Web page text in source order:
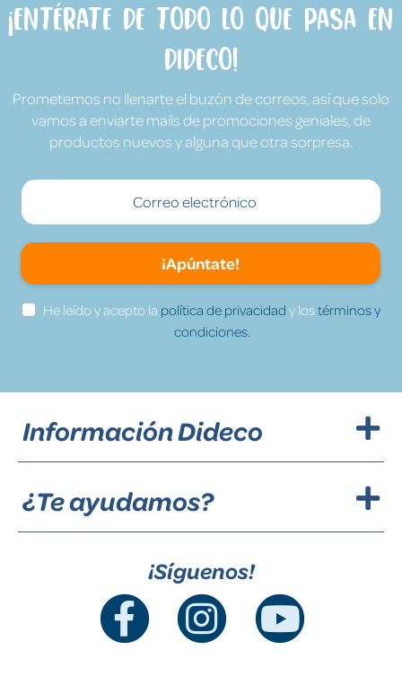
¡Entérate de todo lo que pasa en
Dideco!
Prometemos no llenarte el buzón de correos, así que solo
vamos a enviarte mails de promociones geniales, de
productos nuevos y alguna que otra sorpresa.
¡Apúntate!
He leído y acepto la política de privacidad y lostérminos y
condiciones.
Información Dideco
¿Te ayudamos?
¡Síguenos!